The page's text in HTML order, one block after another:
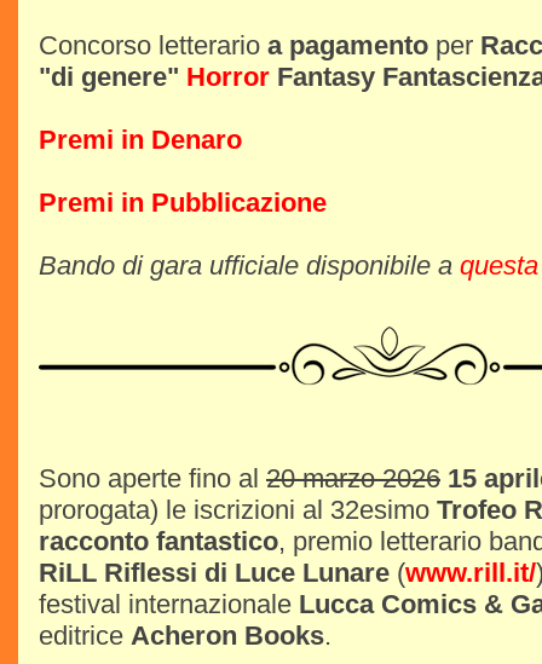
Concorso letterario a pagamento per
"di genere" Horror Fantasy
Premi in Denaro
Premi in Pubblicazione
Bando di gara ufficiale disponibile a
Sono aperte fino al 20 marzo 2026 15
prorogata) le iscrizioni al 32esimo Trofeo
racconto fantastico, premio letterario
RiLL Riflessi di Luce Lunare (www.rill.it/
festival internazionale Lucca Comics &
editrice Acheron Books.